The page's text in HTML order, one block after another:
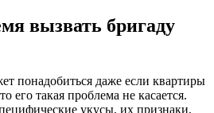
вызвать бригаду
понадобиться даже если квартиры
его такая проблема не касается.
укусы, их признаки,